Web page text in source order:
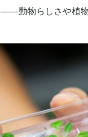
動物らしさや植